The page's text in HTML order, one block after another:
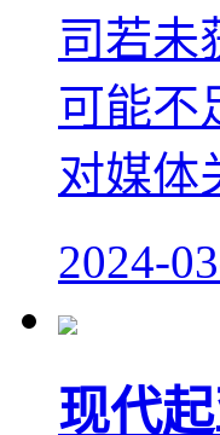
司若未
可能不
对媒体
2024-
现代